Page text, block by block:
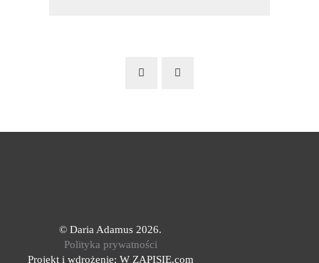
© Daria Adamus 2026.
Polityka prywatności
Projekt i wdrożenie: W ZAPISIE.com